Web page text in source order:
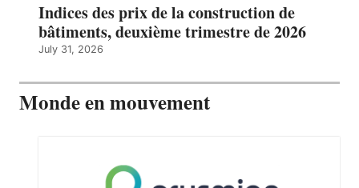
Indices des prix de la construction de
bâtiments, deuxième trimestre de 2026
July 31, 2026
Monde en mouvement